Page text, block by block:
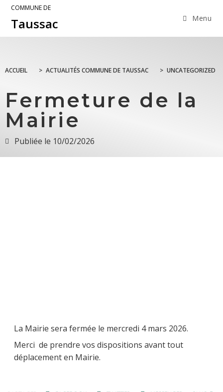
COMMUNE DE
Taussac Menu
ACCUEIL > ACTUALITÉS COMMUNE DE TAUSSAC > UNCATEGORIZED
Fermeture de la
Mairie
Publiée le 10/02/2026
La Mairie sera fermée le mercredi 4 mars 2026.
Merci de prendre vos dispositions avant tout
déplacement en Mairie.